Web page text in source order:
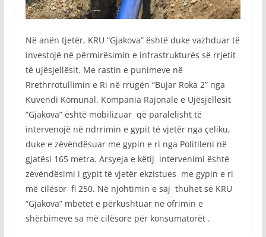
Në anën tjetër, KRU “Gjakova” është duke vazhduar të
investojë në përmirësimin e infrastrukturës së rrjetit
të ujësjellësit. Me rastin e punimeve në
Rrethrrotullimin e Ri në rrugën “Bujar Roka 2” nga
Kuvendi Komunal, Kompania Rajonale e Ujësjellësit
“Gjakova” është mobilizuar që paralelisht të
intervenojë në ndrrimin e gypit të vjetër nga çeliku,
duke e zëvëndësuar me gypin e ri nga Politileni në
gjatësi 165 metra. Arsyeja e këtij intervenimi është
zëvëndësimi i gypit të vjetër ekzistues me gypin e ri
më cilësor fi 250. Në njohtimin e saj thuhet se KRU
“Gjakova” mbetet e përkushtuar në ofrimin e
shërbimeve sa më cilësore për konsumatorët .